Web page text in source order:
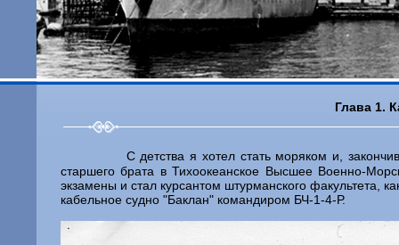
Глава 1.
С детства я хотел стать моряком и,
старшего брата в Тихоокеанское Высшее Военно-
экзамены и стал курсантом штурманского факультета,
кабельное судно "Баклан" командиром БЧ-1-4-Р.